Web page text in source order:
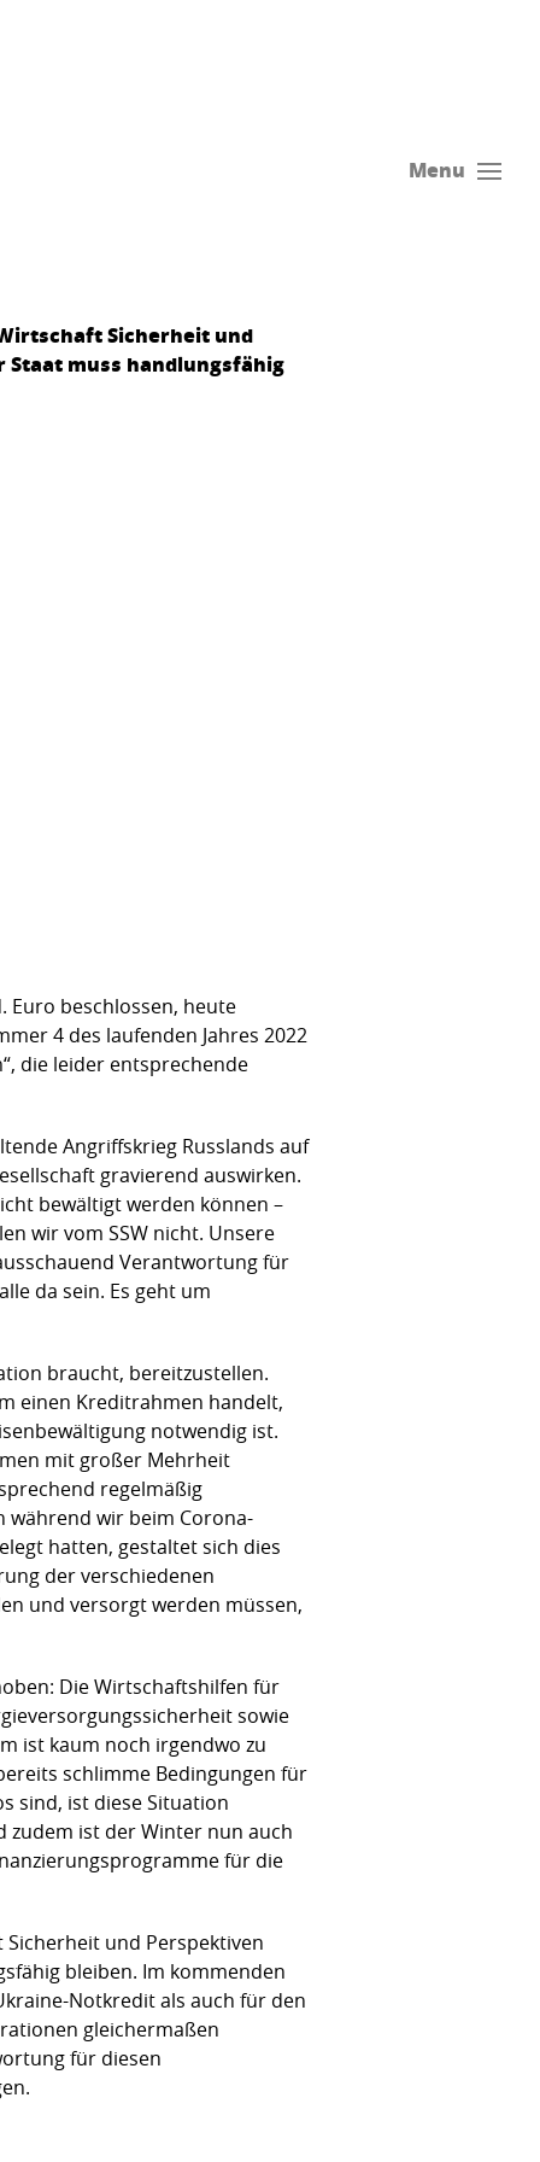
Menu
Sicherheit und
Staat muss handlungsfähig
Euro beschlossen, heute
4 des laufenden Jahres 2022
die leider entsprechende
Angriffskrieg Russlands auf
gravierend auswirken.
bewältigt werden können –
wir vom SSW nicht. Unsere
Verantwortung für
da sein. Es geht um
braucht, bereitzustellen.
einen Kreditrahmen handelt,
notwendig ist.
mit großer Mehrheit
regelmäßig
während wir beim Corona-
hatten, gestaltet sich dies
der verschiedenen
und versorgt werden müssen,
Die Wirtschaftshilfen für
sowie
ist kaum noch irgendwo zu
schlimme Bedingungen für
sind, ist diese Situation
ist der Winter nun auch
für die
und Perspektiven
bleiben. Im kommenden
Notkredit als auch für den
gleichermaßen
für diesen